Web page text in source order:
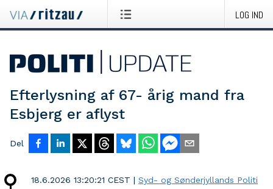
LOG IND
Efterlysning af 67- årig mand fra
Esbjerg er aflyst
Del
18.6.2026 13:20:21 CEST | Syd- og Sønderjyllands Politi